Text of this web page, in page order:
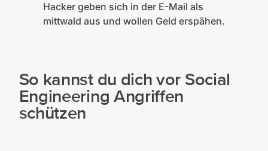
Hacker geben sich in der E-Mail als
mittwald aus und wollen Geld erspähen.
So kannst du dich vor Social
Engineering Angriffen
schützen